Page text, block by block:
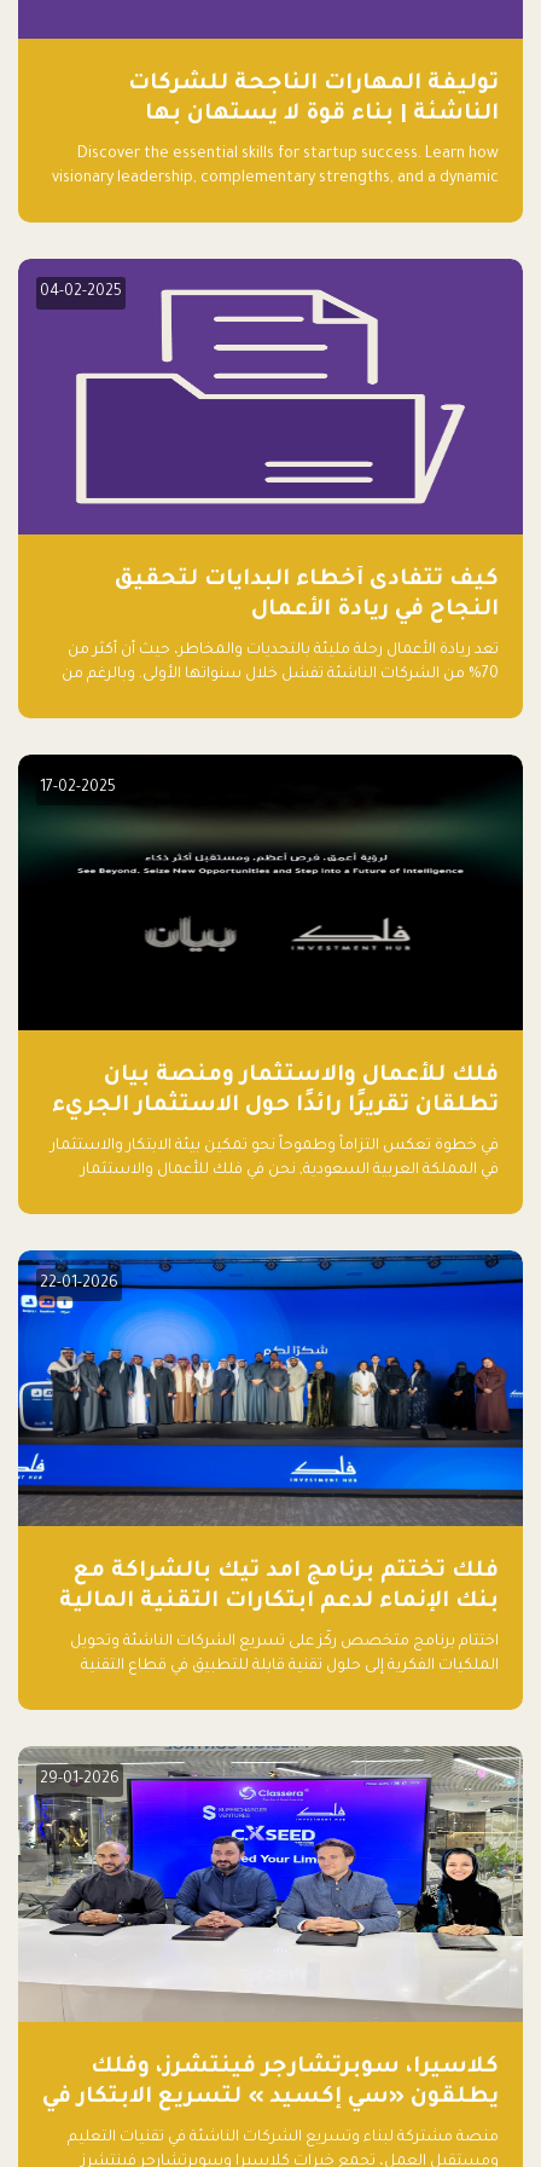
توليفة المهارات الناجحة للشركات
الناشئة | بناء قوة لا يستهان بها
Discover the essential skills for startup success. Learn how
visionary leadership, complementary strengths, and a dynamic
elevate your startup! Follow us @FalakHub
04-02-2025
كيف تتفادى أخطاء البدايات لتحقيق
النجاح في ريادة الأعمال
تعد ريادة الأعمال رحلة مليئة بالتحديات والمخاطر، حيث أن أكثر من
70% من الشركات الناشئة تفشل خلال سنواتها الأولى. وبالرغم من
الكثيرون في بداية رحلتهم، وهي التي قد تعرقل نجاحهم. في هذا
17-02-2025
فلك للأعمال والاستثمار ومنصة بيان
تطلقان تقريرًا رائدًا حول الاستثمار الجريء
في الذكاء الاصطناعي بالمملكة العربية
السعودية
في خطوة تعكس التزاماً وطموحاً نحو تمكين بيئة الابتكار والاستثمار
في المملكة العربية السعودية, نحن في فلك للأعمال والاستثمار
الذكاء الاصطناعي: خارطة الطريق للمستثمرين ورواد الأعمال في
22-01-2026
فلك تختتم برنامج امد تيك بالشراكة مع
بنك الإنماء لدعم ابتكارات التقنية المالية
اختتام برنامج متخصص ركّز على تسريع الشركات الناشئة وتحويل
الملكيات الفكرية إلى حلول تقنية قابلة للتطبيق في قطاع التقنية
29-01-2026
كلاسيرا، سوبرتشارجر فينتشرز، وفلك
يطلقون «سي إكسيد » لتسريع الابتكار في
تقنيات التعليم ومستقبل العمل
منصة مشتركة لبناء وتسريع الشركات الناشئة في تقنيات التعليم
ومستقبل العمل، تجمع خبرات كلاسيرا وسوبرتشارجر فينتشرز